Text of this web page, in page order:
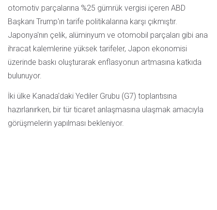
otomotiv parçalarına %25 gümrük vergisi içeren ABD
Başkanı Trump'ın tarife politikalarına karşı çıkmıştır.
Japonya'nın çelik, alüminyum ve otomobil parçaları gibi ana
ihracat kalemlerine yüksek tarifeler, Japon ekonomisi
üzerinde baskı oluşturarak enflasyonun artmasına katkıda
bulunuyor.
İki ülke Kanada'daki Yediler Grubu (G7) toplantısına
hazırlanırken, bir tür ticaret anlaşmasına ulaşmak amacıyla
görüşmelerin yapılması bekleniyor.